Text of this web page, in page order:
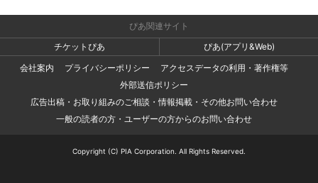
ぴあ関連サイト
チケットぴあ
ぴあ(アプリ&Web)
会社案内
プライバシーポリシー
アクセスデータの利用・著作権等
外部送信ポリシー
広告出稿・お取り組みのご相談・情報掲載・その他お問い合わせ
一般の読者の方・ユーザーの方からのお問い合わせ
Copyright (C) PIA Corporation. All Rights Reserved.